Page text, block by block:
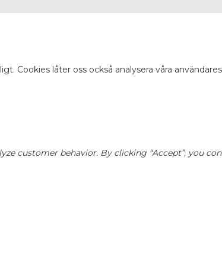
Cookies låter oss också analysera våra
customer behavior. By clicking “Accept”, you